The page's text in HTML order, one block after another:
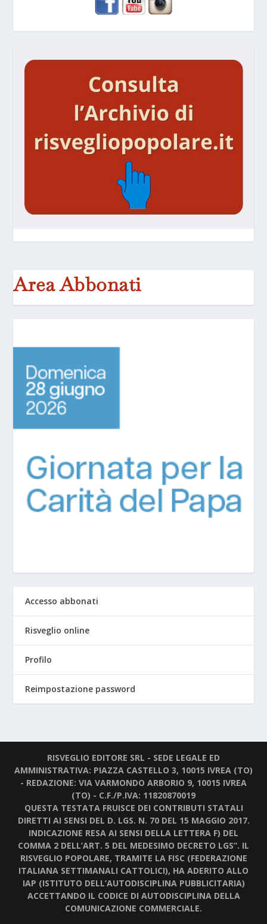
Area Abbonati
Accesso abbonati
Risveglio online
Profilo
Reimpostazione password
RISVEGLIO EDITORE SRL - SEDE LEGALE ED
AMMINISTRATIVA: PIAZZA CASTELLO 3, 10015 IVREA (TO)
- REDAZIONE: VIA VARMONDO ARBORIO 9, 10015 IVREA
(TO) - C.F./P.IVA: 11820870019
QUESTA TESTATA FRUISCE DEI CONTRIBUTI STATALI
DIRETTI AI SENSI DEL D. LGS. N. 70 DEL 15 MAGGIO 2017.
INDICAZIONE RESA AI SENSI DELLA LETTERA F) DEL
COMMA 2 DELL’ART. 5 DEL MEDESIMO DECRETO LGS”. IL
RISVEGLIO POPOLARE, TRAMITE LA FISC (FEDERAZIONE
ITALIANA SETTIMANALI CATTOLICI), HA ADERITO ALLO
IAP (ISTITUTO DELL’AUTODISCIPLINA PUBBLICITARIA)
ACCETTANDO IL CODICE DI AUTODISCIPLINA DELLA
COMUNICAZIONE COMMERCIALE.